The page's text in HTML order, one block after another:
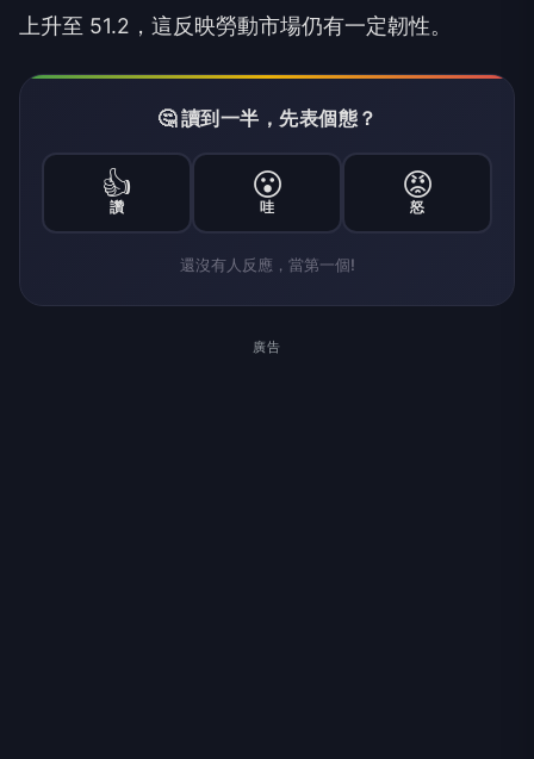
上升至 51.2，這反映勞動市場仍有一定韌性。
🤔 讀到一半，先表個態？
👍
讚
😮
哇
😡
怒
還沒有人反應，當第一個!
廣告